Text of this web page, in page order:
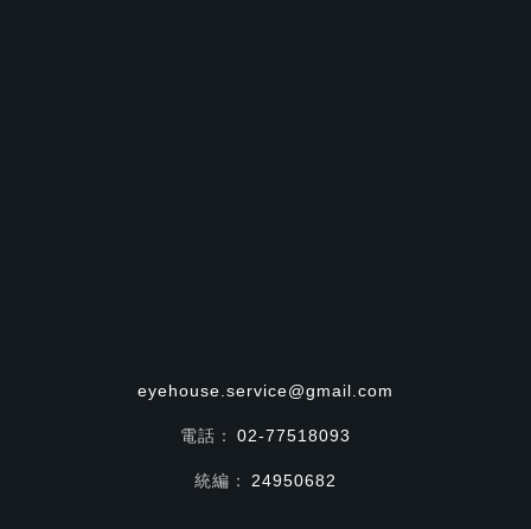
eyehouse.service@gmail.com
電話： 02-77518093
統編： 24950682